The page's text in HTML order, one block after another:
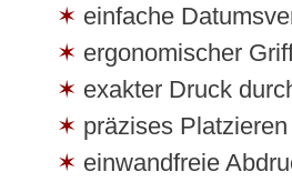
einfache
ergonomischer
exakter Druck
präzises
einwandfreie